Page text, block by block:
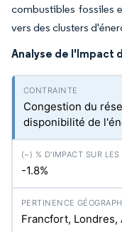
combustibles fossiles
vers des clusters
Analyse de l'Impact
Congestion du
disponibilité de
-1.8%
Francfort, Londres,